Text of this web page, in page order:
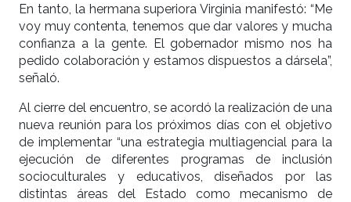
En tanto, la hermana superiora Virginia manifestó: “Me
voy muy contenta, tenemos que dar valores y mucha
confianza a la gente. El gobernador mismo nos ha
pedido colaboración y estamos dispuestos a dársela”,
señaló.
Al cierre del encuentro, se acordó la realización de una
nueva reunión para los próximos días con el objetivo
de implementar “una estrategia multiagencial para la
ejecución de diferentes programas de inclusión
socioculturales y educativos, diseñados por las
distintas áreas del Estado como mecanismo de